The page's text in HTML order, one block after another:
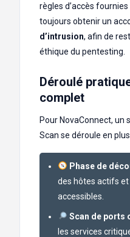
règles d’accès fournies
toujours obtenir un
d’intrusion, afin de
éthique du pentesting.
Déroulé
complet
Pour NovaConnect, un
Scan se déroule en
Phase de
des hôtes actifs
accessibles.
Scan de ports
les services